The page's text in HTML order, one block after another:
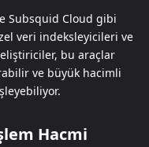
Subsquid Cloud gibi
veri indeksleyicileri ve
bu araçlar
ve büyük hacimli
Hacmi